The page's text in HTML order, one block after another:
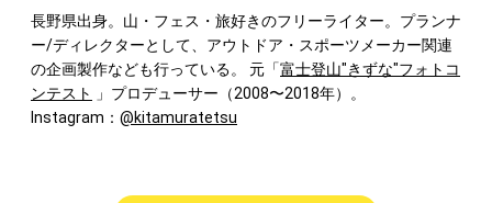
長野県出身。山・フェス・旅好きのフリーライター。プランナ
ー/ディレクターとして、アウトドア・スポーツメーカー関連
の企画製作なども行っている。 元「富士登山"きずな"フォトコ
ンテスト
」プロデューサー（2008〜2018年）。
Instagram： @kitamuratetsu